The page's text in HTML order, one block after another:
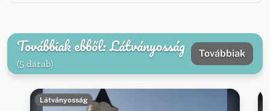
Továbbiak ebből: Látványosság
(5 darab)
Továbbiak
Látványosság